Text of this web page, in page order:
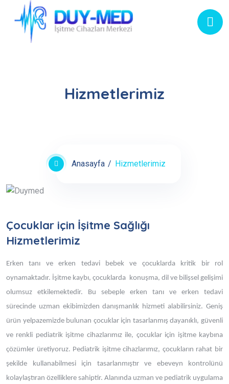
Hizmetlerimiz
Anasayfa Hizmetlerimiz
Çocuklar için İşitme Sağlığı
Hizmetlerimiz
Erken tanı ve erken tedavi bebek ve çocuklarda kritik bir rol
oynamaktadır. İşitme kaybı, çocuklarda konuşma, dil ve bilişsel gelişimi
olumsuz etkilemektedir. Bu sebeple erken tanı ve erken tedavi
sürecinde uzman ekibimizden danışmanlık hizmeti alabilirsiniz. Geniş
ürün yelpazemizde bulunan çocuklar için tasarlanmış dayanıklı, güvenli
ve renkli pediatrik işitme cihazlarımız ile, çocuklar için işitme kaybına
çözümler üretiyoruz. Pediatrik işitme cihazlarımız, çocukların rahat bir
şekilde kullanabilmesi için tasarlanmıştır ve ebeveyn kontrolünü
kolaylaştıran özelliklere sahiptir. Alanında uzman ve pediatrik uygulama